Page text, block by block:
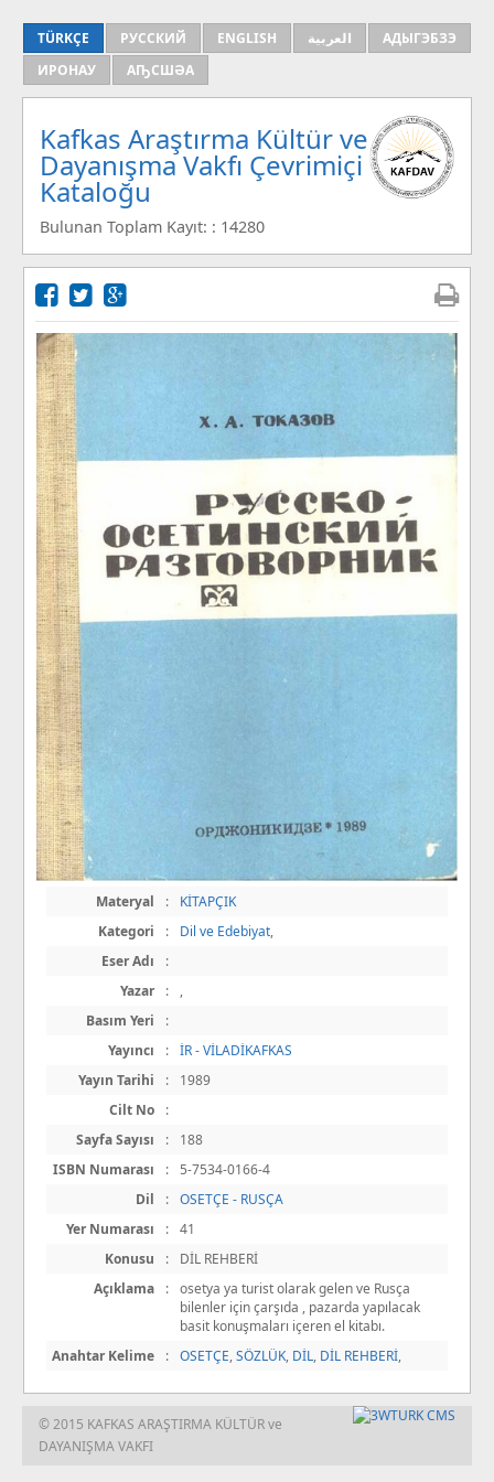
TÜRKÇE РУССКИЙ ENGLISH العربية
АДЫГЭБЗЭ
ИРОНАУ
АҦСШӘА
Kafkas Araştırma Kültür ve
Dayanışma Vakfı Çevrimiçi
Kataloğu
Bulunan Toplam Kayıt: : 14280
Materyal :
KİTAPÇIK
Kategori
: Dil ve Edebiyat,
Eser Adı
:
Yazar
:
,
Basım Yeri
:
Yayıncı
: İR - VİLADİKAFKAS
Yayın Tarihi
:
1989
Cilt No
:
Sayfa Sayısı
:
188
ISBN Numarası
:
5-7534-0166-4
Dil
: OSETÇE - RUSÇA
Yer Numarası
: 41
Konusu
:
DİL REHBERİ
Açıklama
: osetya ya turist olarak gelen ve Rusça
bilenler için çarşıda , pazarda yapılacak
basit konuşmaları içeren el kitabı.
Anahtar Kelime
: OSETÇE,SÖZLÜK, DİL, DİL REHBERİ,
© 2015 KAFKAS ARAŞTIRMA KÜLTÜR ve
DAYANIŞMA VAKFI